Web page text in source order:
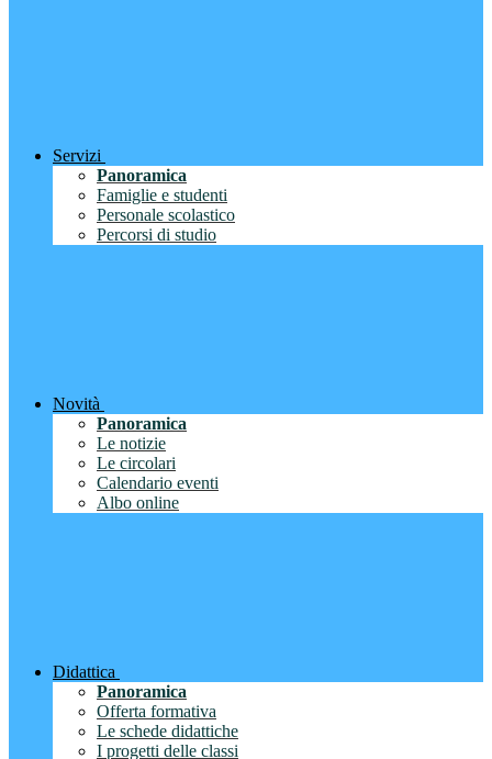
Servizi
Panoramica
Famiglie e studenti
Personale scolastico
Percorsi di studio
Novità
Panoramica
Le notizie
Le circolari
Calendario eventi
Albo online
Didattica
Panoramica
Offerta formativa
Le schede didattiche
I progetti delle classi